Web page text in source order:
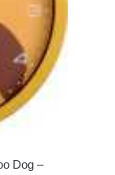
Dog –